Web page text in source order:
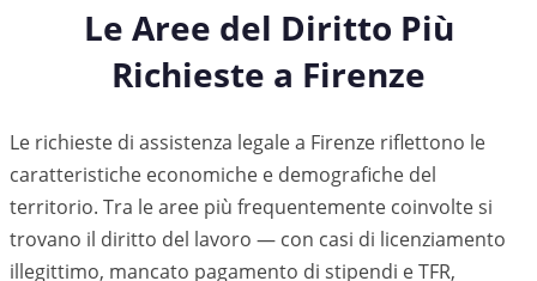
Le Aree del Diritto Più
Richieste a Firenze
Le richieste di assistenza legale a Firenze riflettono le
caratteristiche economiche e demografiche del
territorio. Tra le aree più frequentemente coinvolte si
trovano il diritto del lavoro — con casi di licenziamento
illegittimo, mancato pagamento di stipendi e TFR,